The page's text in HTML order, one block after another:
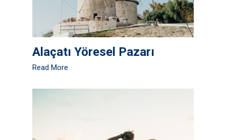
Alaçatı Yöresel Pazarı
Read More